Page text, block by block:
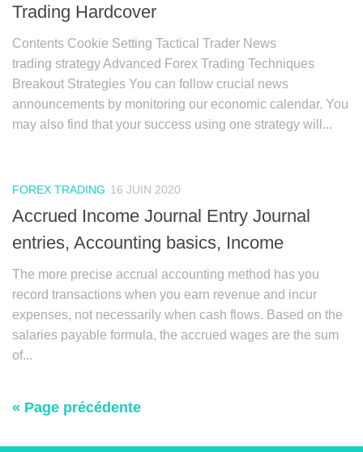
Trading Hardcover
Contents Cookie Setting Tactical Trader News
trading strategy Advanced Forex Trading Techniques
Breakout Strategies You can follow crucial news
announcements by monitoring our economic calendar. You
may also find that your success using one strategy will...
FOREX TRADING 16 JUIN 2020
Accrued Income Journal Entry Journal
entries, Accounting basics, Income
The more precise accrual accounting method has you
record transactions when you earn revenue and incur
expenses, not necessarily when cash flows. Based on the
salaries payable formula, the accrued wages are the sum
of...
« Page précédente